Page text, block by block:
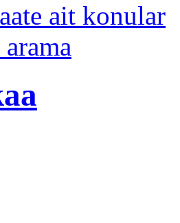
ait konular